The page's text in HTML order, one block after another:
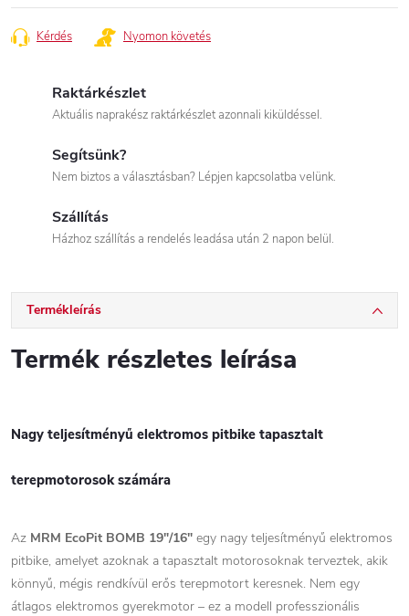
Kérdés Nyomon követés
Raktárkészlet
Aktuális naprakész raktárkészlet azonnali kiküldéssel.
Segítsünk?
Nem biztos a választásban? Lépjen kapcsolatba velünk.
Szállítás
Házhoz szállítás a rendelés leadása után 2 napon belül.
Termékleírás
Termék részletes leírása
Nagy teljesítményű elektromos pitbike tapasztalt
terepmotorosok számára
Az MRM EcoPit BOMB 19"/16" egy nagy teljesítményű elektromos
pitbike, amelyet azoknak a tapasztalt motorosoknak terveztek, akik
könnyű, mégis rendkívül erős terepmotort keresnek. Nem egy
átlagos elektromos gyerekmotor – ez a modell professzionális